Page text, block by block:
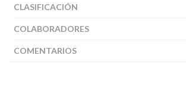
CLASIFICACIÓN
COLABORADORES
COMENTARIOS